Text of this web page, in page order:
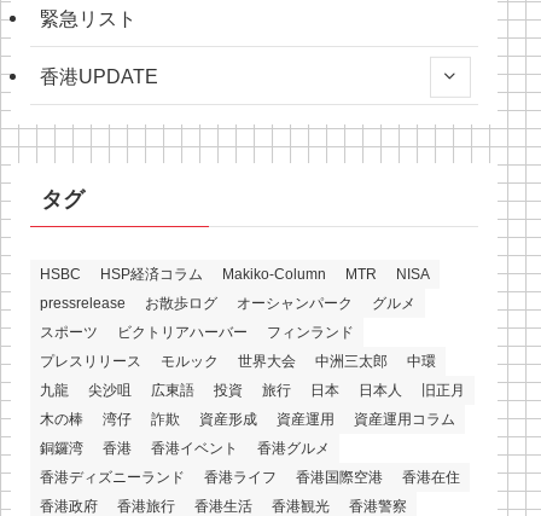
緊急リスト
香港UPDATE
タグ
HSBC HSP経済コラム Makiko-Column MTR
NISA
pressrelease
お散歩ログ オーシャンパーク
グルメ
スポーツ
ビクトリアハーバー
フィンランド
プレスリリース
モルック 世界大会 中洲三太郎
中環
九龍
尖沙咀 広東語 投資 旅行 日本 日本人
旧正月
木の棒
湾仔 詐欺 資産形成 資産運用
資産運用コラム
銅鑼湾
香港 香港イベント
香港グルメ
香港ディズニーランド
香港ライフ 香港国際空港
香港在住
香港政府
香港旅行 香港生活 香港観光
香港警察